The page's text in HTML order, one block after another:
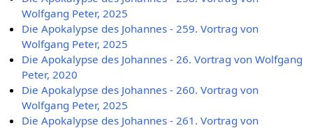
Wolfgang Peter, 2025
Die Apokalypse des Johannes - 259. Vortrag von
Wolfgang Peter, 2025
Die Apokalypse des Johannes - 26. Vortrag von Wolfgang
Peter, 2020
Die Apokalypse des Johannes - 260. Vortrag von
Wolfgang Peter, 2025
Die Apokalypse des Johannes - 261. Vortrag von